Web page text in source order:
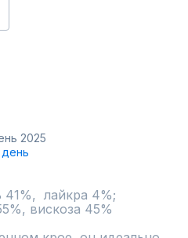
2025
лайкра 4%;
вискоза 45%